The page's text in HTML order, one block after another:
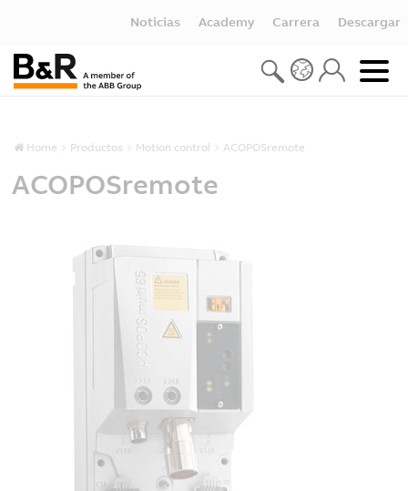
Noticias Academy Carrera Descargar
Home Productos Motion control ACOPOSremote
ACOPOSremote